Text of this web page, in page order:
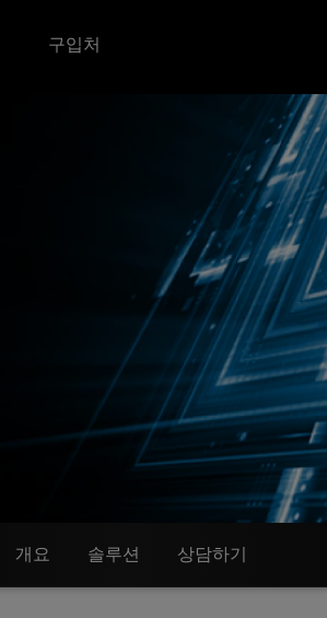
구입처
개요 솔루션 상담하기